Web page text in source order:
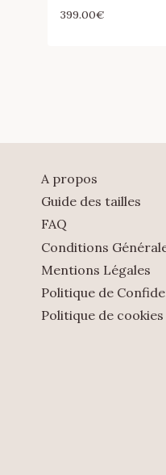
399.00€
A propos
Guide des tailles
FAQ
Conditions
Mentions Légales
Politique de
Politique de cookies